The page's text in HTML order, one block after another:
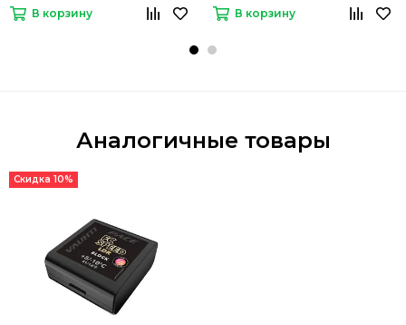
В корзину В корзину
Аналогичные товары
Скидка 10%